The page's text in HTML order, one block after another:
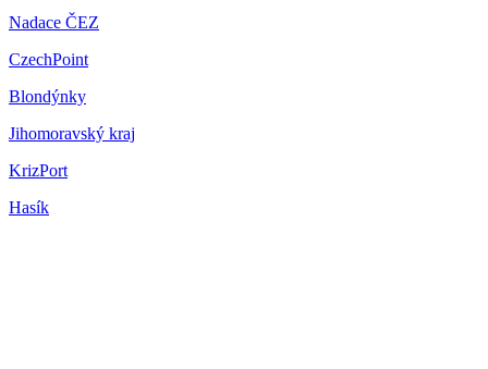
Nadace ČEZ
CzechPoint
Blondýnky
Jihomoravský kraj
KrizPort
Hasík